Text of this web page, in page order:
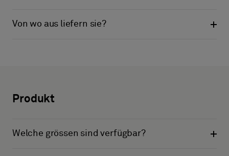
Von wo aus liefern sie?
Produkt
Welche grössen sind verfügbar?